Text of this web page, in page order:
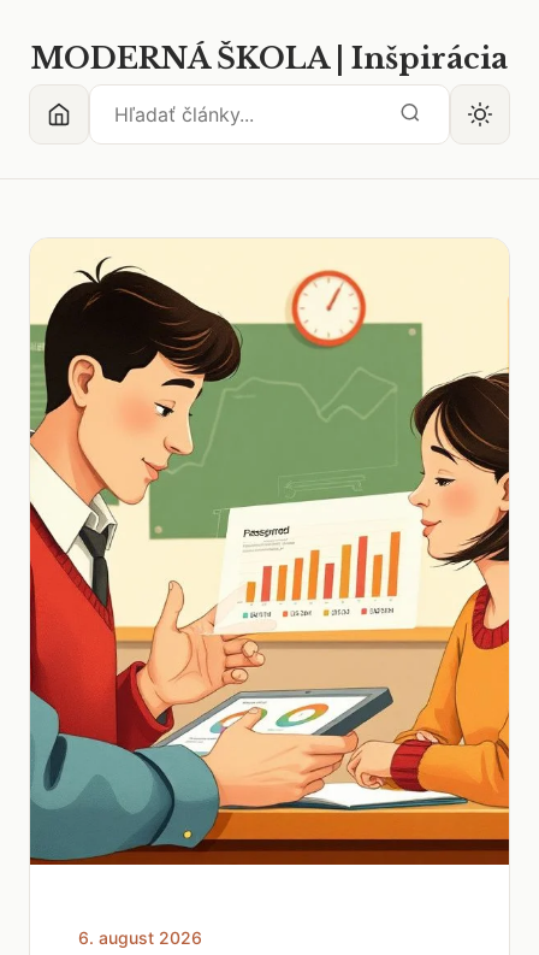
MODERNÁ ŠKOLA | Inšpirácia
6. august 2026